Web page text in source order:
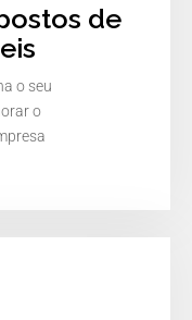
de
o seu
o